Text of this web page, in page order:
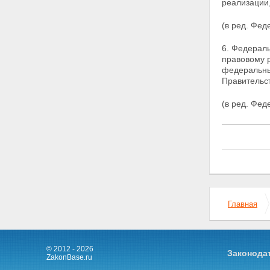
товаропроизводителей в
формировании и реализации
(в ред.
6.
правовому
(в ред.
Главная
© 2012 - 2026
ZakonBase.ru